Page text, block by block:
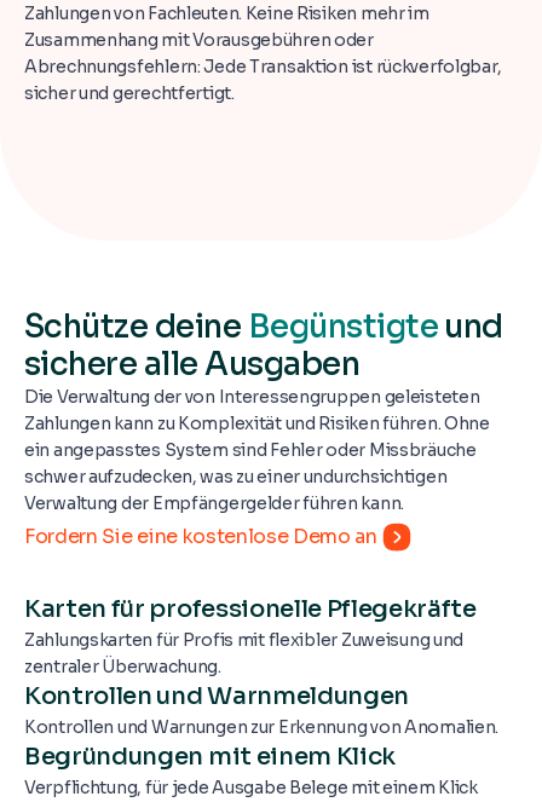
Zahlungen von Fachleuten. Keine Risiken mehr im
Zusammenhang mit Vorausgebühren oder
Abrechnungsfehlern: Jede Transaktion ist rückverfolgbar,
sicher und gerechtfertigt.
Schütze deine Begünstigte und
sichere alle Ausgaben
Die Verwaltung der von Interessengruppen geleisteten
Zahlungen kann zu Komplexität und Risiken führen. Ohne
ein angepasstes System sind Fehler oder Missbräuche
schwer aufzudecken, was zu einer undurchsichtigen
Verwaltung der Empfängergelder führen kann.
Fordern Sie eine kostenlose Demo an
Karten für professionelle Pflegekräfte
Zahlungskarten für Profis mit flexibler Zuweisung und
zentraler Überwachung.
Kontrollen und Warnmeldungen
Kontrollen und Warnungen zur Erkennung von Anomalien.
Begründungen mit einem Klick
Verpflichtung, für jede Ausgabe Belege mit einem Klick